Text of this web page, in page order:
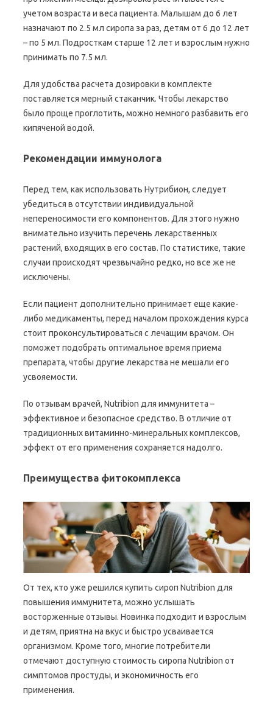
учетом возраста и веса пациента. Малышам до 6 лет
назначают по 2.5 мл сиропа за раз, детям от 6 до 12 лет
– по 5 мл. Подросткам старше 12 лет и взрослым нужно
принимать по 7.5 мл.
Для удобства расчета дозировки в комплекте
поставляется мерный стаканчик. Чтобы лекарство
было проще проглотить, можно немного разбавить его
кипяченой водой.
Рекомендации иммунолога
Перед тем, как использовать Нутрибион, следует
убедиться в отсутствии индивидуальной
непереносимости его компонентов. Для этого нужно
внимательно изучить перечень лекарственных
растений, входящих в его состав. По статистике, такие
случаи происходят чрезвычайно редко, но все же не
исключены.
Если пациент дополнительно принимает еще какие-
либо медикаменты, перед началом прохождения курса
стоит проконсультироваться с лечащим врачом. Он
поможет подобрать оптимальное время приема
препарата, чтобы другие лекарства не мешали его
усвояемости.
По отзывам врачей, Nutribion для иммунитета –
эффективное и безопасное средство. В отличие от
традиционных витаминно-минеральных комплексов,
эффект от его применения сохраняется надолго.
Преимущества фитокомплекса
От тех, кто уже решился купить сироп Nutribion для
повышения иммунитета, можно услышать
восторженные отзывы. Новинка подходит и взрослым
и детям, приятна на вкус и быстро усваивается
организмом. Кроме того, многие потребители
отмечают доступную стоимость сиропа Nutribion от
симптомов простуды, и экономичность его
применения.